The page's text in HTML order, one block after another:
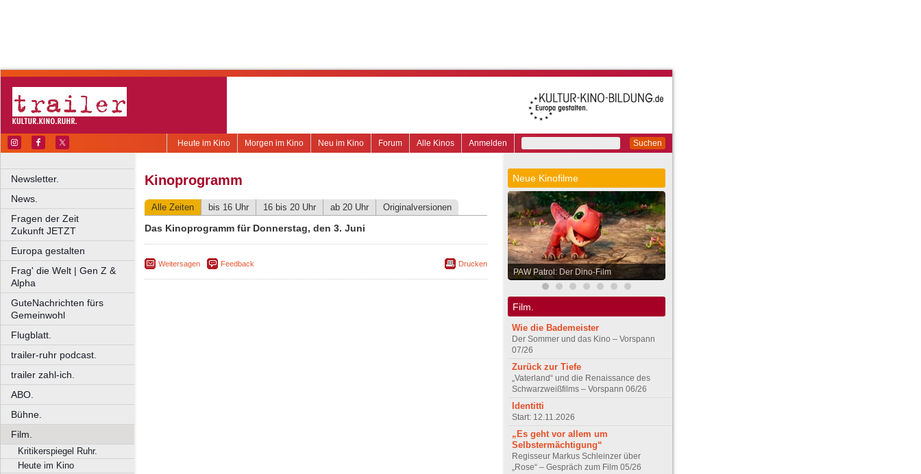
Suchen
Anmelden
Alle Kinos
Forum
Neu im Kino
Morgen im Kino
Heute im Kino
Newsletter.
News.
Fragen der Zeit
Zukunft JETZT
Europa gestalten
Frag' die Welt | Gen Z &
Alpha
GuteNachrichten fürs
Gemeinwohl
Flugblatt.
trailer-ruhr podcast.
trailer zahl-ich.
ABO.
Bühne.
Film.
Kritikerspiegel Ruhr.
Heute im Kino
Kinoprogramm
Alle Zeiten bis 16 Uhr 16 bis 20 Uhr ab 20 Uhr Originalversionen
Das Kinoprogramm für Donnerstag, den 3. Juni
Weitersagen Feedback Drucken
Neue Kinofilme
PAW Patrol: Der Dino-Film
Film.
Wie die Bademeister
Der Sommer und das Kino – Vorspann
07/26
Zurück zur Tiefe
„Vaterland“ und die Renaissance des
Schwarzweißfilms – Vorspann 06/26
Identitti
Start: 12.11.2026
„Es geht vor allem um
Selbstermächtigung“
Regisseur Markus Schleinzer über
„Rose“ – Gespräch zum Film 05/26